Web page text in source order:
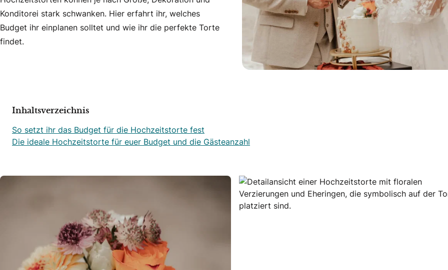
Konditorei stark schwanken. Hier erfahrt ihr, welches
Budget ihr einplanen solltet und wie ihr die perfekte Torte
findet.
Inhaltsverzeichnis
So setzt ihr das Budget für die Hochzeitstorte fest
Die ideale Hochzeitstorte für euer Budget und die Gästeanzahl